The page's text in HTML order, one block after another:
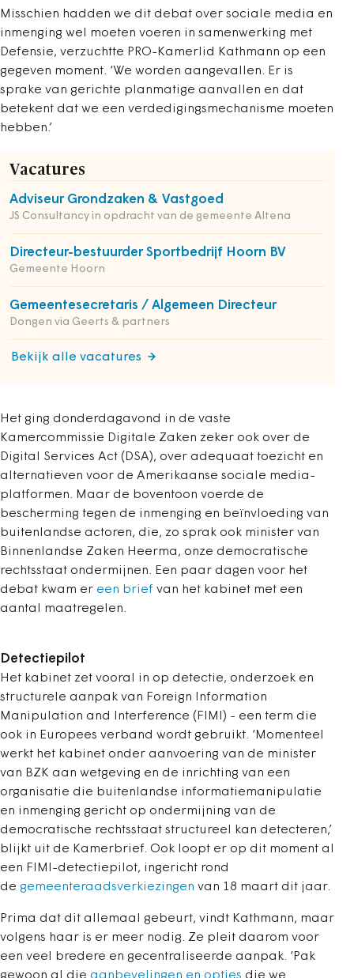
Misschien hadden we dit debat over sociale media en
inmenging wel moeten voeren in samenwerking met
Defensie, verzuchtte PRO-Kamerlid Kathmann op een
gegeven moment. ‘We worden aangevallen. Er is
sprake van gerichte planmatige aanvallen en dat
betekent dat we een verdedigingsmechanisme moeten
hebben.’
Vacatures
Adviseur Grondzaken & Vastgoed
JS Consultancy in opdracht van de gemeente Altena
Directeur-bestuurder Sportbedrijf Hoorn BV
Gemeente Hoorn
Gemeentesecretaris / Algemeen Directeur
Dongen via Geerts & partners
Bekijk alle vacatures
Het ging donderdagavond in de vaste
Kamercommissie Digitale Zaken zeker ook over de
Digital Services Act (DSA), over adequaat toezicht en
alternatieven voor de Amerikaanse sociale media-
platformen. Maar de boventoon voerde de
bescherming tegen de inmenging en beïnvloeding van
buitenlandse actoren, die, zo sprak ook minister van
Binnenlandse Zaken Heerma, onze democratische
rechtsstaat ondermijnen. Een paar dagen voor het
debat kwam er een brief van het kabinet met een
aantal maatregelen.
Detectiepilot
Het kabinet zet vooral in op detectie, onderzoek en
structurele aanpak van Foreign Information
Manipulation and Interference (FIMI) - een term die
ook in Europees verband wordt gebruikt. ‘Momenteel
werkt het kabinet onder aanvoering van de minister
van BZK aan wetgeving en de inrichting van een
organisatie die buitenlandse informatiemanipulatie
en inmenging gericht op ondermijning van de
democratische rechtsstaat structureel kan detecteren,’
blijkt uit de Kamerbrief. Ook loopt er op dit moment al
een FIMI-detectiepilot, ingericht rond
de gemeenteraadsverkiezingen van 18 maart dit jaar.
Prima dat dit allemaal gebeurt, vindt Kathmann, maar
volgens haar is er meer nodig. Ze pleit daarom voor
een veel bredere en gecentraliseerde aanpak. ‘Pak
gewoon al die aanbevelingen en opties die we